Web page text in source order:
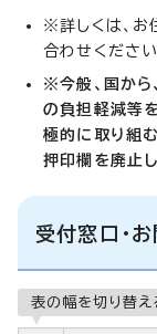
※詳しくは、お
合わせください
※今般、国から
の負担軽減等
極的に取り組
押印欄を廃止し
受付窓口・
表の幅を切り替え